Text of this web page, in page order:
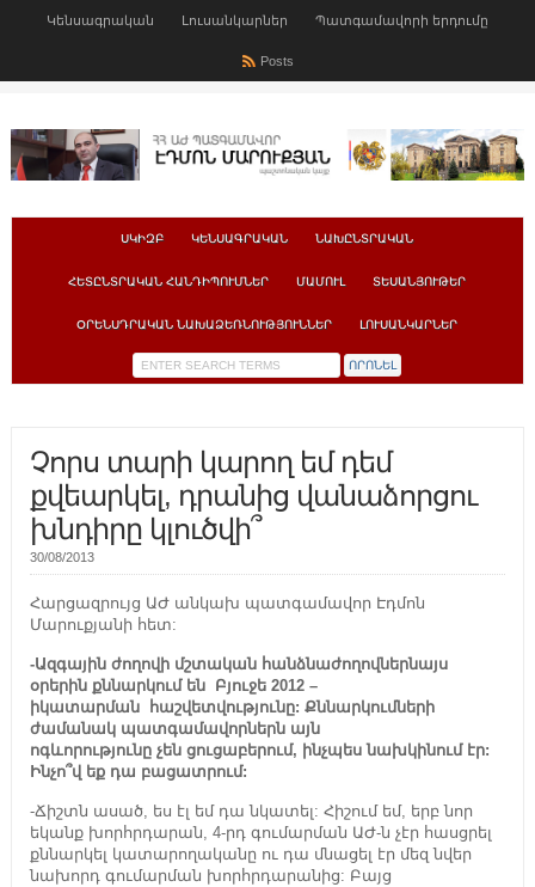
Կենսագրական Լուսանկարներ Պատգամավորի երդումը
Posts
ՍԿԻԶԲ ԿԵՆՍԱԳՐԱԿԱՆ ՆԱԽԸՆՏՐԱԿԱՆ
ՀԵՏԸՆՏՐԱԿԱՆ ՀԱՆԴԻՊՈՒՄՆԵՐ ՄԱՄՈՒԼ ՏԵՍԱՆՅՈՒԹԵՐ
ՕՐԵՆՍԴՐԱԿԱՆ ՆԱԽԱՁԵՌՆՈՒԹՅՈՒՆՆԵՐ ԼՈՒՍԱՆԿԱՐՆԵՐ
Չորս տարի կարող եմ դեմ
քվեարկել, դրանից վանաձորցու
խնդիրը կլուծվի՞
30/08/2013
Հարցազրույց ԱԺ անկախ պատգամավոր Էդմոն
Մարուքյանի հետ:
-Ազգային ժողով ի մշտական հանձնաժողովներնայս
օրերին քննարկում են Բյուջե 2012 –
իկատարման
հաշվետվությունը: Քննարկումների
ժամանակ պատգամավորներն այն
ոգևորությունը չեն ցուցաբերում, ինչպես նախկինում էր:
Ինչո՞վ եք դա բացատրում:
-Ճիշտն ասած, ես էլ եմ դա նկատել: Հիշում եմ, երբ նոր
եկանք խորհրդարան, 4-րդ գումարման ԱԺ-ն չէր հասցրել
քննարկել կատարողականը ու դա մնացել էր մեզ նվեր
նախորդ գումարման խորհրդարանից: Բայց